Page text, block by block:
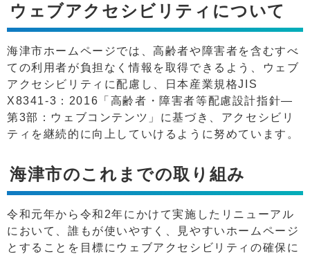
ウェブアクセシビリティについて
海津市ホームページでは、高齢者や障害者を含むすべ
ての利用者が負担なく情報を取得できるよう、ウェブ
アクセシビリティに配慮し、日本産業規格JIS
X8341‐3：2016「高齢者・障害者等配慮設計指針―
第3部：ウェブコンテンツ」に基づき、アクセシビリ
ティを継続的に向上していけるように努めています。
海津市のこれまでの取り組み
令和元年から令和2年にかけて実施したリニューアル
において、誰もが使いやすく、見やすいホームページ
とすることを目標にウェブアクセシビリティの確保に